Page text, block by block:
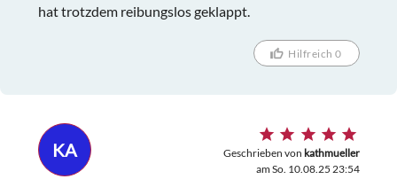
hat trotzdem reibungslos geklappt.
Hilfreich 0
KA Geschrieben von kathmueller
am So. 10.08.25 23:54